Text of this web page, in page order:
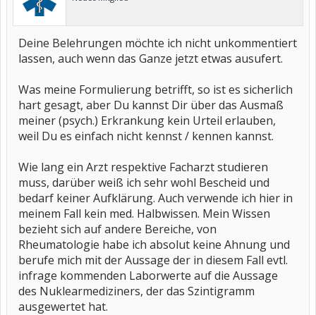
Deine Belehrungen möchte ich nicht unkommentiert
lassen, auch wenn das Ganze jetzt etwas ausufert.
Was meine Formulierung betrifft, so ist es sicherlich
hart gesagt, aber Du kannst Dir über das Ausmaß
meiner (psych.) Erkrankung kein Urteil erlauben,
weil Du es einfach nicht kennst / kennen kannst.
Wie lang ein Arzt respektive Facharzt studieren
muss, darüber weiß ich sehr wohl Bescheid und
bedarf keiner Aufklärung. Auch verwende ich hier in
meinem Fall kein med. Halbwissen. Mein Wissen
bezieht sich auf andere Bereiche, von
Rheumatologie habe ich absolut keine Ahnung und
berufe mich mit der Aussage der in diesem Fall evtl.
infrage kommenden Laborwerte auf die Aussage
des Nuklearmediziners, der das Szintigramm
ausgewertet hat.